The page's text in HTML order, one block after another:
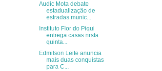
Audic Mota debate
estadualização de
estradas munic...
Instituto Flor do Piqui
entrega casas nrsta
quinta...
Edmilson Leite anuncia
mais duas conquistas
para C...